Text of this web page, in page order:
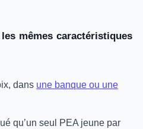
mêmes caractéristiques
dans une banque ou une
qu’un seul PEA jeune par